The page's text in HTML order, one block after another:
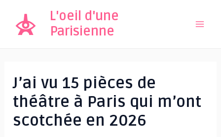
contenu
L'oeil d'une
Parisienne
J’ai vu 15 pièces de
théâtre à Paris qui m’ont
scotchée en 2026